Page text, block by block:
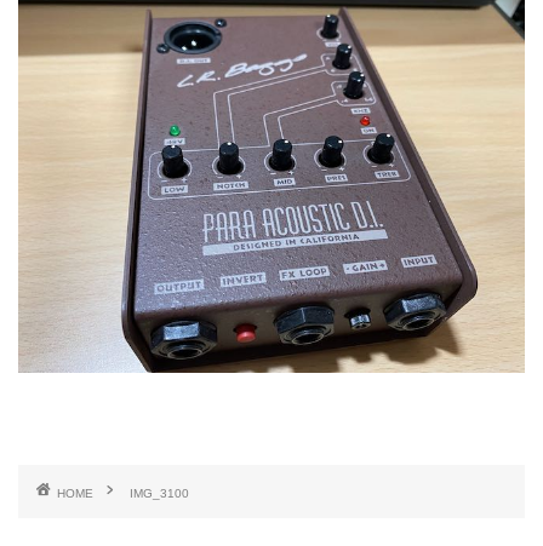
HOME IMG_3100